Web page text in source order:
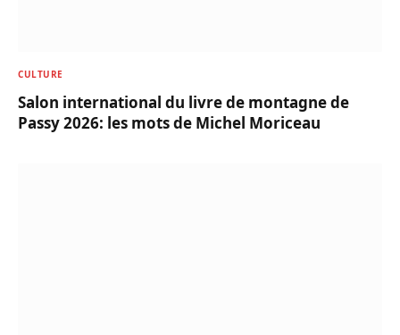
CULTURE
Salon international du livre de montagne de
Passy 2026: les mots de Michel Moriceau